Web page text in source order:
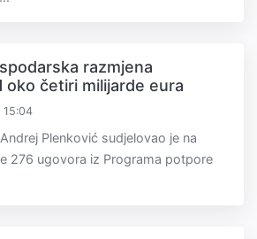
razmjena
oko četiri milijarde eura
15:04
Plenković sudjelovao je na
276 ugovora iz Programa potpore